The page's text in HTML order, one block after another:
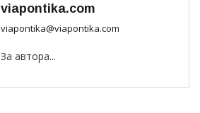
viapontika.com
viapontika@viapontika.com
За автора...